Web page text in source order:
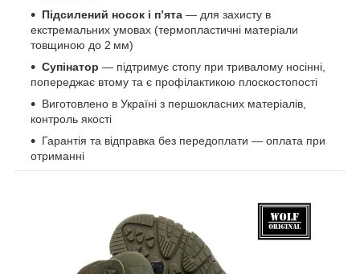
Підсилений носок і п’ята — для захисту в
екстремальних умовах (термопластичні матеріали
товщиною до 2 мм)
Супінатор — підтримує стопу при тривалому носінні,
попереджає втому та є профілактикою плоскостопості
Виготовлено в Україні з першокласних матеріалів,
контроль якості
Гарантія та відправка без передоплати — оплата при
отриманні